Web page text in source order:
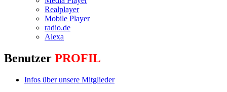
Realplayer
Mobile Player
radio.de
Alexa
Benutzer PROFIL
Infos über unsere Mitglieder